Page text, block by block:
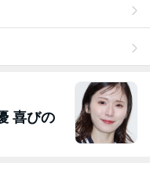
喜びの